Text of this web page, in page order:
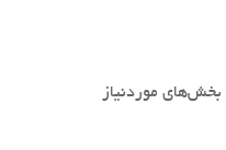
بخش‌های موردنیاز